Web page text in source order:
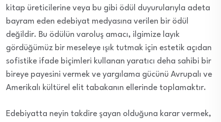
kitap üreticilerine veya bu gibi ödül duyurularıyla adeta
bayram eden edebiyat medyasına verilen bir ödül
değildir. Bu ödülün varoluş amacı, ilgimize layık
gördüğümüz bir meseleye ışık tutmak için estetik açıdan
sofistike ifade biçimleri kullanan yaratıcı deha sahibi bir
bireye payesini vermek ve yargılama gücünü Avrupalı ve
Amerikalı kültürel elit tabakanın ellerinde toplamaktır.
Edebiyatta neyin takdire şayan olduğuna karar vermek,